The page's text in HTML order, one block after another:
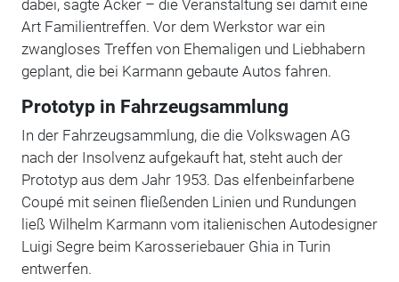
dabei, sagte Acker – die Veranstaltung sei damit eine
Art Familientreffen. Vor dem Werkstor war ein
zwangloses Treffen von Ehemaligen und Liebhabern
geplant, die bei Karmann gebaute Autos fahren.
Prototyp in Fahrzeugsammlung
In der Fahrzeugsammlung, die die Volkswagen AG
nach der Insolvenz aufgekauft hat, steht auch der
Prototyp aus dem Jahr 1953. Das elfenbeinfarbene
Coupé mit seinen fließenden Linien und Rundungen
ließ Wilhelm Karmann vom italienischen Autodesigner
Luigi Segre beim Karosseriebauer Ghia in Turin
entwerfen.